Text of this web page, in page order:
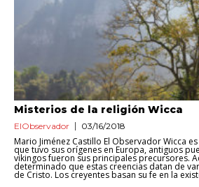
Misterios de la religión Wicca
ElObservador 03/16/2018
Mario Jiménez Castillo El Observador Wicca
que tuvo sus orígenes en Europa, antiguos
vikingos fueron sus principales precursores.
determinado que estas creencias datan de
de Cristo. Los creyentes basan su fe en la